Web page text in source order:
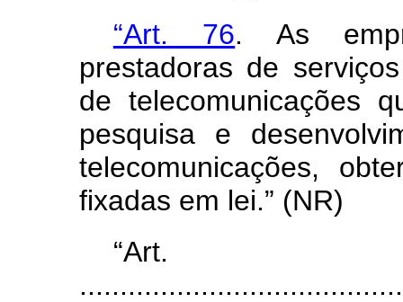
“Art. 76. As
prestadoras de
de telecomunicações
pesquisa e
telecomunicações,
fixadas em lei.” (NR)